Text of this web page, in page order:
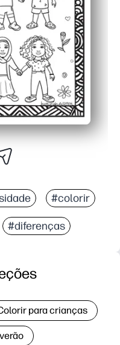
#colorir
#diferenças
para crianças